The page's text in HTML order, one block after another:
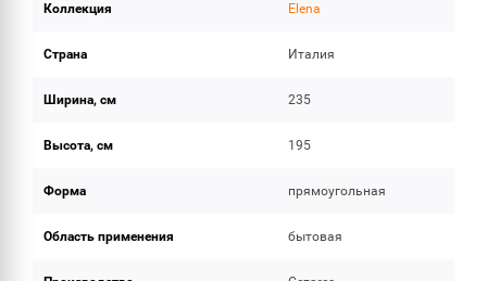
Коллекция Elena
Страна Италия
Ширина, см 235
Высота, см 195
Форма прямоугольная
Область применения бытовая